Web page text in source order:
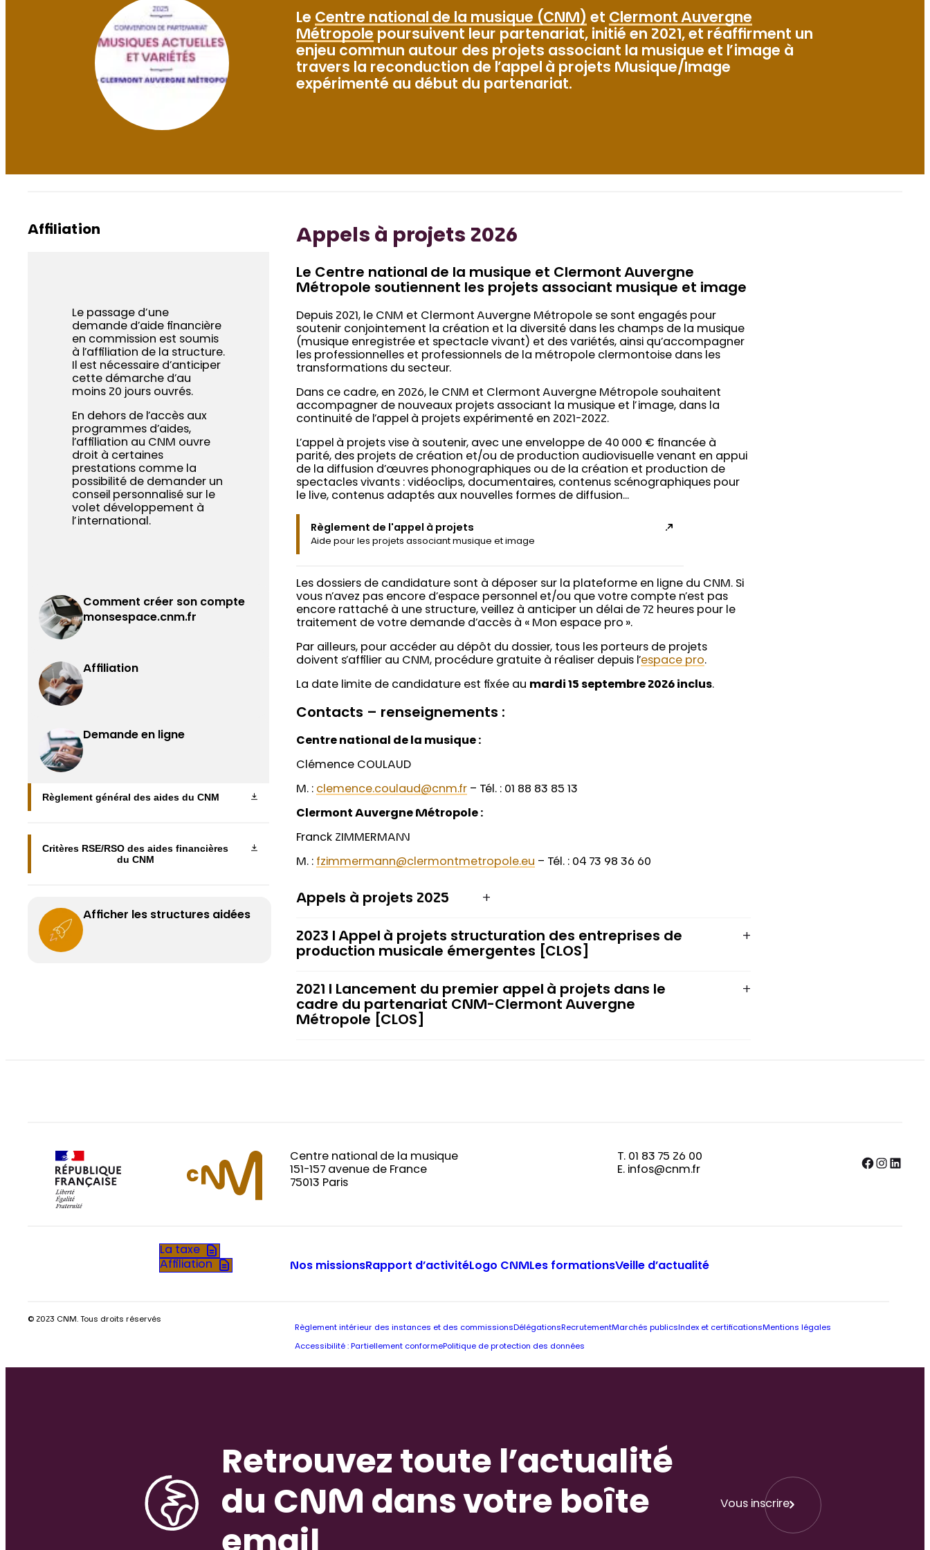
Le Centre national de la musique (CNM) et Clermont Auvergne
Métropole poursuivent leur partenariat, initié en 2021, et réaffirment un
enjeu commun autour des projets associant la musique et l’image à
travers la reconduction de l’appel à projets Musique/Image
expérimenté au début du partenariat.
Affiliation
Le passage d’une
demande d’aide financière
en commission est soumis
à l’affiliation de la structure.
Il est nécessaire d’anticiper
cette démarche d’au
moins 20 jours ouvrés.
En dehors de l’accès aux
programmes d’aides,
l’affiliation au CNM ouvre
droit à certaines
prestations comme la
possibilité de demander un
conseil personnalisé sur le
volet développement à
l’international.
Comment créer son compte
monsespace.cnm.fr
Affiliation
Demande en ligne
Règlement général des aides du CNM
Critères RSE/RSO des aides financières
du CNM
Afficher les structures aidées
Appels à projets 2026
Le Centre national de la musique et Clermont Auvergne
Métropole soutiennent les projets associant musique et image
Depuis 2021, le CNM et Clermont Auvergne Métropole se sont engagés pour
soutenir conjointement la création et la diversité dans les champs de la musique
(musique enregistrée et spectacle vivant) et des variétés, ainsi qu’accompagner
les professionnelles et professionnels de la métropole clermontoise dans les
transformations du secteur.
Dans ce cadre, en 2026, le CNM et Clermont Auvergne Métropole souhaitent
accompagner de nouveaux projets associant la musique et l’image, dans la
continuité de l’appel à projets expérimenté en 2021-2022.
L’appel à projets vise à soutenir, avec une enveloppe de 40 000 € financée à
parité, des projets de création et/ou de production audiovisuelle venant en appui
de la diffusion d’œuvres phonographiques ou de la création et production de
spectacles vivants : vidéoclips, documentaires, contenus scénographiques pour
le live, contenus adaptés aux nouvelles formes de diffusion…
Règlement de l'appel à projets
Aide pour les projets associant musique et image
Les dossiers de candidature sont à déposer sur la plateforme en ligne du CNM. Si
vous n’avez pas encore d’espace personnel et/ou que votre compte n’est pas
encore rattaché à une structure, veillez à anticiper un délai de 72 heures pour le
traitement de votre demande d’accès à « Mon espace pro ».
Par ailleurs, pour accéder au dépôt du dossier, tous les porteurs de projets
doivent s’affilier au CNM, procédure gratuite à réaliser depuis l’espace pro.
La date limite de candidature est fixée au mardi 15 septembre 2026 inclus.
Contacts – renseignements :
Centre national de la musique :
Clémence COULAUD
M. : clemence.coulaud@cnm.fr – Tél. : 01 88 83 85 13
Clermont Auvergne Métropole :
Franck ZIMMERMANN
M. : fzimmermann@clermontmetropole.eu – Tél. : 04 73 98 36 60
Appels à projets 2025
2023 I Appel à projets structuration des entreprises de
production musicale émergentes [CLOS]
2021 I Lancement du premier appel à projets dans le
cadre du partenariat CNM-Clermont Auvergne
Métropole [CLOS]
Centre national de la musique
151-157 avenue de France
75013 Paris
T. 01 83 75 26 00
E. infos@cnm.fr
Facebook InstagramLinkedIn
La taxe
Affiliation
Nos missionsRapport d’activitéLogo CNMLes formationsVeille d’actualité
© 2023 CNM. Tous droits réservés
Règlement intérieur des instances et des commissions Délégations RecrutementMarchés publics Index et certifications Mentions légales
Accessibilité : Partiellement conformePolitique de protection des données
Retrouvez toute l’actualité
du CNM dans votre boîte
Vous inscrire